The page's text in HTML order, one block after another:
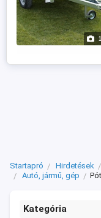
Startapró Hirdetések
Autó, jármű, gép
Kategória